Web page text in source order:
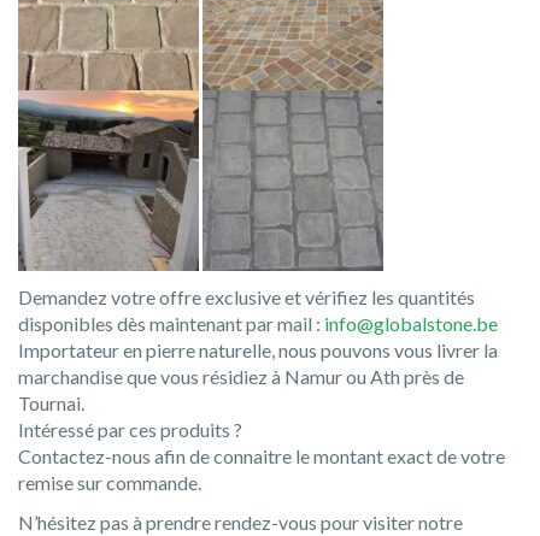
Demandez votre offre exclusive et vérifiez les quantités
disponibles dès maintenant par mail : info@globalstone.be
Importateur en pierre naturelle, nous pouvons vous livrer la
marchandise que vous résidiez à Namur ou Ath près de
Tournai.
Intéressé par ces produits ?
Contactez-nous afin de connaitre le montant exact de votre
remise sur commande.
N’hésitez pas à prendre rendez-vous pour visiter notre